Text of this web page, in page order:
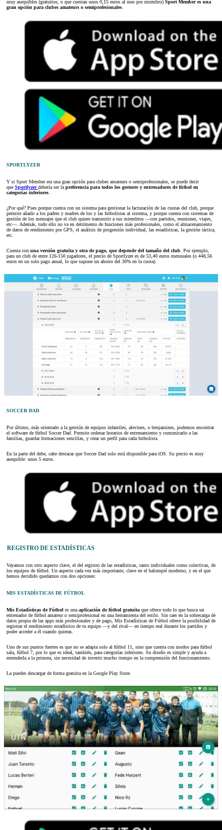
muy asequibles (gratuitos, o que cuestan unos 0,15 euros al mes por miembro) Sport Member es una
gran opción para clubes amateurs o semiprofesionales
SPORTLYZER
Y si Sport Member era una gran opción para clubes amateurs o semiprofesionales, se puede decir
que Sportlyzer debería ser lapreferencia para todos los gestores y entrenadores de fútbol en
categorías inferiores.
¿Por qué? Pues porque cuenta con un sistema para gestionar la facturación de las cuotas del club, porque
permite añadir a los padres y madres de los y las futbolistas al sistema, y porque cuenta con sistemas de
gestión de los mensajes que el club quiere transmitir a sus miembros —con partidos, reuniones, viajes,
etc—. Además, todo ello no va en detrimento de funciones más profesionales, como el almacenamiento
de datos de rendimiento por GPS, el análisis de progresión individual, las estadísticas, la gestión táctica,
etc.
Cuenta con una versión gratuita y otra de pago, que depende del tamaño del club. Por ejemplo,
para un club de entre 126-150 jugadores, el precio de Sportlyzer es de 53,40 euros mensuales (o 448,56
euros en un solo pago anual, lo que supone un ahorro del 30% en la cuota).
SOCCER DAD
Por último, más orientado a la gestión de equipos infantiles, alevines, o benjamines, podemos encontrar
el software de fútbol Soccer Dad. Permite ordenar horarios de entrenamiento y comunicarlo a las
familias, guardar formaciones sencillas, y crear un perfil para cada futbolista.
En la parte del debe, cabe destacar que Soccer Dad solo está disponible para iOS. Su precio es muy
asequible: unos 5 euros.
REGISTRO DE ESTADÍSTICAS
Vayamos con otro aspecto clave, el del registro de las estadísticas, tanto individuales como colectivas, de
los equipos de fútbol. Un aspecto cada vez más importante, clave en el balompié moderno, y en el que
hemos decidido quedarnos con dos opciones:
MIS ESTADÍSTICAS DE FÚTBOL
Mis Estadísticas de Fútbol es unaaplicación de fútbol gratuita que ofrece todo lo que busca un
entrenador de fútbol amateur o semiprofesional en una herramienta del estilo. Sin caer en la sobrecarga de
datos propia de las apps más profesionales y de pago, Mis Estadísticas de Fútbol ofrece la posibilidad de
registrar el rendimiento estadístico de tu equipo —y del rival— en tiempo real durante los partidos y
poder acceder a él cuando quieras.
Uno de sus puntos fuertes es que no se adapta solo al fútbol 11, sino que cuenta con modos para fútbol
sala, fútbol 7, por lo que es ideal, también, para categorías inferiores. Su diseño es simple y ayuda a
entenderla a la primera, sin necesidad de invertir mucho tiempo en la comprensión del funcionamiento.
La puedes descargar de forma gratuita en la Google Play Store.